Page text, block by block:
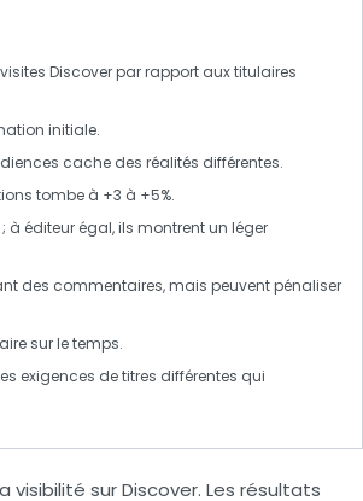
Discover par rapport aux titulaires
initiale.
cache des réalités différentes.
tombe à +3 à +5%.
à éditeur égal, ils montrent un léger
des commentaires, mais peuvent pénaliser
sur le temps.
exigences de titres différentes qui
visibilité surDiscover. Les résultats